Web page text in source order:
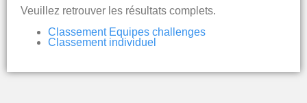
Veuillez retrouver les résultats complets.
Classement Equipes challenges
Classement individuel